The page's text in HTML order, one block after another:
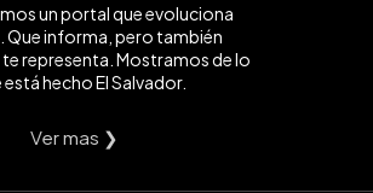
un portal que evoluciona
informa, pero también
te representa. Mostramos de lo
está hecho El Salvador.
Ver mas ❯